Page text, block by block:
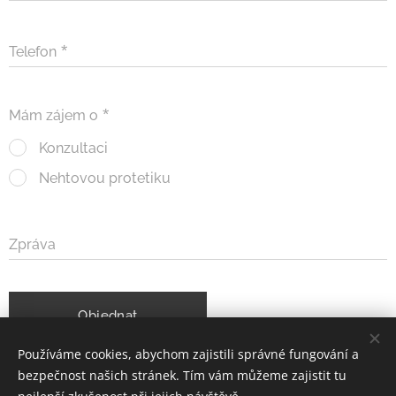
Telefon
Mám zájem o
Konzultaci
Nehtovou protetiku
Zpráva
Objednat
Používáme cookies, abychom zajistili správné fungování a
bezpečnost našich stránek. Tím vám můžeme zajistit tu